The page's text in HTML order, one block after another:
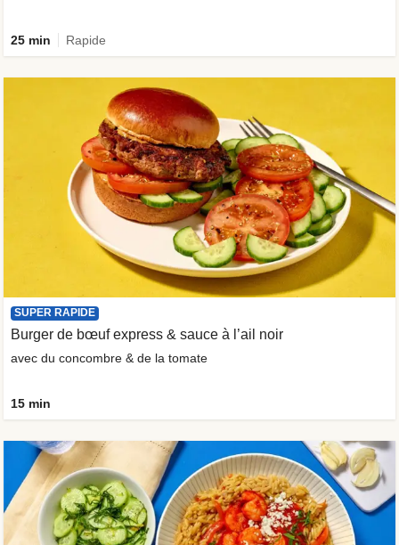
25 min Rapide
SUPER RAPIDE
Burger de bœuf express & sauce à l’ail noir
avec du concombre & de la tomate
15 min